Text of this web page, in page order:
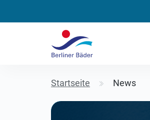
Startseite News